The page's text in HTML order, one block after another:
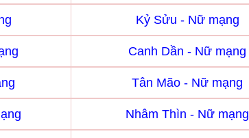
Kỷ Sửu - Nữ mạng
Canh Dần - Nữ mạng
Tân Mão - Nữ mạng
Nhâm Thìn - Nữ mạng